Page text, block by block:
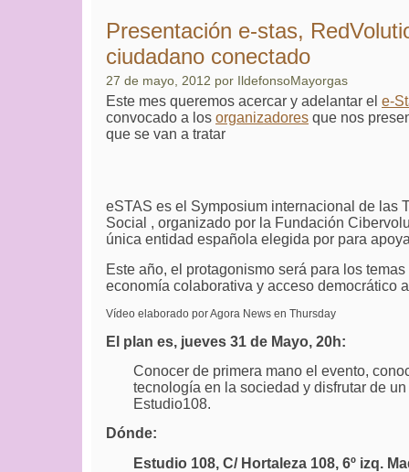
Presentación e-stas,
ciudadano conectado
27 de mayo, 2012 por IldefonsoMayorgas
Este mes queremos acercar y adelantar el e-
convocado a los organizadores que nos
que se van a tratar
eSTAS es el Symposium internacional de las
Social , organizado por la Fundación Cibervo
única entidad española elegida por para
Este año, el protagonismo será para los
economía colaborativa y acceso democrático
Vídeo elaborado por Agora News en Thursday
El plan es, jueves 31 de Mayo, 20h:
Conocer de primera mano el evento,
tecnología en la sociedad y disfrutar de
Estudio108.
Dónde:
Estudio 108, C/ Hortaleza 108, 6º izq.